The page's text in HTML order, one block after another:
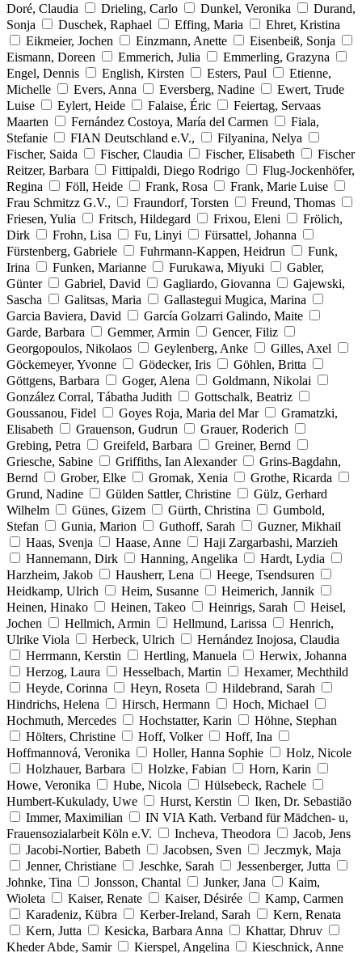
Doré, Claudia
Drieling, Carlo Dunkel, Veronika
Durand,
Sonja
Duschek, Raphael Effing, Maria
Ehret, Kristina
Eikmeier, Jochen
Einzmann, Anette
Eisenbeiß, Sonja
Eismann, Doreen
Emmerich, Julia
Emmerling, Grazyna
Engel, Dennis
English, Kirsten Esters, Paul
Etienne,
Michelle
Evers, Anna Eversberg, Nadine
Ewert, Trude
Luise
Eylert, Heide Falaise, Éric
Feiertag, Servaas
Maarten
Fernández Costoya, María del Carmen
Fiala,
Stefanie
FIAN Deutschland e.V.,
Filyanina, Nelya
Fischer, Saida
Fischer, Claudia Fischer, Elisabeth
Fischer
Reitzer, Barbara
Fittipaldi, Diego Rodrigo
Flug-Jockenhöfer,
Regina
Föll, Heide Frank, Rosa
Frank, Marie Luise
Frau Schmitzz G.V.,
Fraundorf, Torsten
Freund, Thomas
Friesen, Yulia
Fritsch, Hildegard Frixou, Eleni
Frölich,
Dirk
Frohn, Lisa Fu, Linyi
Fürsattel, Johanna
Fürstenberg, Gabriele
Fuhrmann-Kappen, Heidrun
Funk,
Irina
Funken, Marianne Furukawa, Miyuki
Gabler,
Günter
Gabriel, David Gagliardo, Giovanna
Gajewski,
Sascha
Galitsas, Maria
Gallastegui Mugica, Marina
Garcia Baviera, David
García Golzarri Galindo, Maite
Garde, Barbara
Gemmer, Armin
Gencer, Filiz
Georgopoulos, Nikolaos
Geylenberg, Anke
Gilles, Axel
Göckemeyer, Yvonne
Gödecker, Iris
Göhlen, Britta
Göttgens, Barbara
Goger, Alena
Goldmann, Nikolai
González Corral, Tábatha Judith
Gottschalk, Beatriz
Goussanou, Fidel
Goyes Roja, Maria del Mar
Gramatzki,
Elisabeth
Grauenson, Gudrun
Grauer, Roderich
Grebing, Petra
Greifeld, Barbara
Greiner, Bernd
Griesche, Sabine
Griffiths, Ian Alexander
Grins-Bagdahn,
Bernd
Grober, Elke Gromak, Xenia
Grothe, Ricarda
Grund, Nadine
Gülden Sattler, Christine
Gülz, Gerhard
Wilhelm
Günes, Gizem Gürth, Christina
Gumbold,
Stefan
Gunia, Marion Guthoff, Sarah
Guzner, Mikhail
Haas, Svenja
Haase, Anne
Haji Zargarbashi, Marzieh
Hannemann, Dirk
Hanning, Angelika
Hardt, Lydia
Harzheim, Jakob
Hausherr, Lena
Heege, Tsendsuren
Heidkamp, Ulrich
Heim, Susanne
Heimerich, Jannik
Heinen, Hinako
Heinen, Takeo Heinrigs, Sarah
Heisel,
Jochen
Hellmich, Armin Hellmund, Larissa
Henrich,
Ulrike Viola
Herbeck, Ulrich
Hernández Inojosa, Claudia
Herrmann, Kerstin
Hertling, Manuela
Herwix, Johanna
Herzog, Laura
Hesselbach, Martin
Hexamer, Mechthild
Heyde, Corinna
Heyn, Roseta
Hildebrand, Sarah
Hindrichs, Helena
Hirsch, Hermann
Hoch, Michael
Hochmuth, Mercedes
Hochstatter, Karin
Höhne, Stephan
Hölters, Christine
Hoff, Volker
Hoff, Ina
Hoffmannová, Veronika
Holler, Hanna Sophie
Holz, Nicole
Holzhauer, Barbara
Holzke, Fabian
Horn, Karin
Howe, Veronika
Hube, Nicola
Hülsebeck, Rachele
Humbert-Kukulady, Uwe
Hurst, Kerstin
Iken, Dr. Sebastião
Immer, Maximilian
IN VIA Kath. Verband für Mädchen- u,
Frauensozialarbeit Köln e.V.
Incheva, Theodora
Jacob, Jens
Jacobi-Nortier, Babeth
Jacobsen, Sven
Jeczmyk, Maja
Jenner, Christiane
Jeschke, Sarah
Jessenberger, Jutta
Johnke, Tina
Jonsson, Chantal Junker, Jana
Kaim,
Wioleta
Kaiser, Renate Kaiser, Désirée
Kamp, Carmen
Karadeniz, Kübra
Kerber-Ireland, Sarah
Kern, Renata
Kern, Jutta
Kesicka, Barbara Anna
Khattar, Dhruv
Kheder Abde, Samir
Kierspel, Angelina Kieschnick, Anne